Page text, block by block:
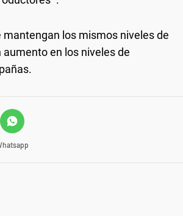
los mismos niveles de
en los niveles de